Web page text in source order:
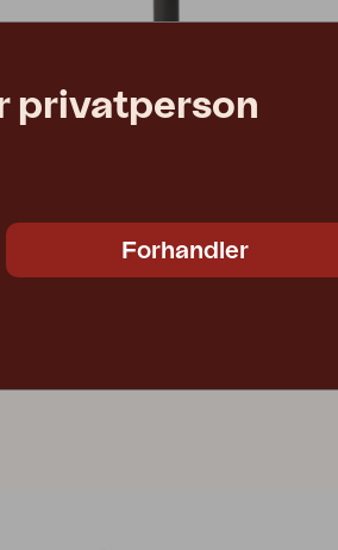
Ø150 H73 cm
Vejl. pris 15 745 DKK
privatperson
Forhandler